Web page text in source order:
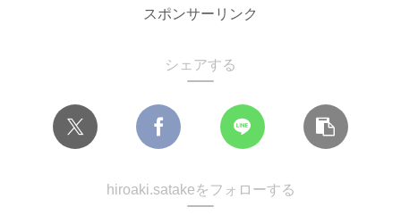
スポンサーリンク
シェアする
hiroaki.satakeをフォローする